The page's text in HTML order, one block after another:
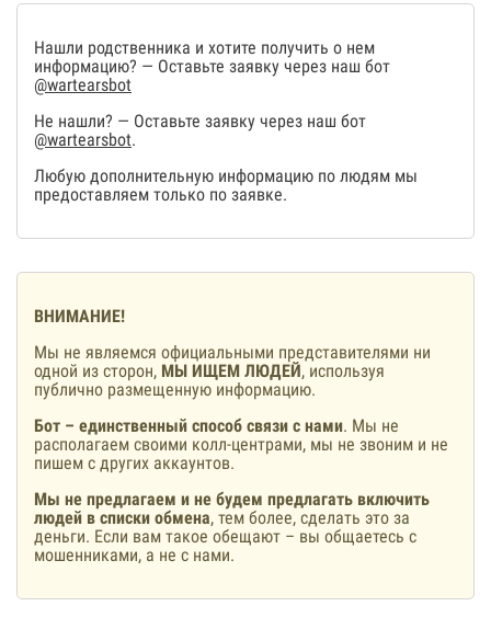
Нашли родственника и хотите получить о нем
информацию? — Оставьте заявку через наш бот
@wartearsbot
Не нашли? — Оставьте заявку через наш бот
@wartearsbot.
Любую дополнительную информацию по людям мы
предоставляем только по заявке.
ВНИМАНИЕ!
Мы не являемся официальными представителями ни
одной из сторон, МЫ ИЩЕМ ЛЮДЕЙ, используя
публично размещенную информацию.
Бот – единственный способ связи с нами. Мы не
располагаем своими колл-центрами, мы не звоним и не
пишем с других аккаунтов.
Мы не предлагаем и не будем предлагать включить
людей в списки обмена, тем более, сделать это за
деньги. Если вам такое обещают – вы общаетесь с
мошенниками, а не с нами.